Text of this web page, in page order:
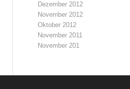
Dezember 2012
November 2012
Oktober 2012
November 2011
November 201